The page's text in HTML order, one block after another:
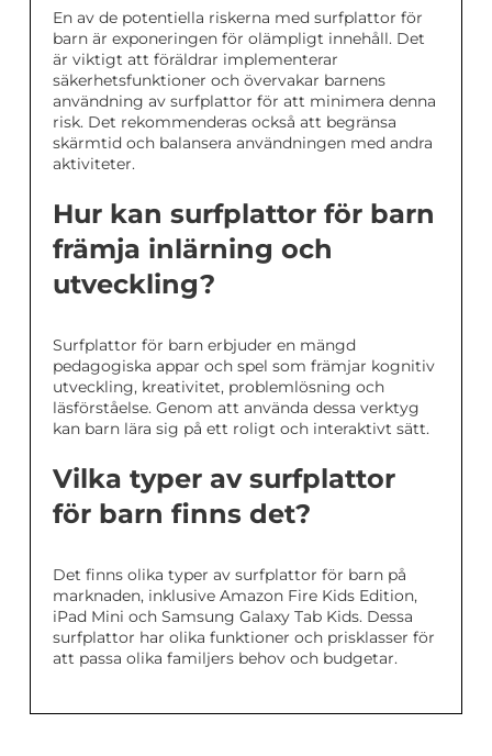
En av de potentiella riskerna med surfplattor för
barn är exponeringen för olämpligt innehåll. Det
är viktigt att föräldrar implementerar
säkerhetsfunktioner och övervakar barnens
användning av surfplattor för att minimera denna
risk. Det rekommenderas också att begränsa
skärmtid och balansera användningen med andra
aktiviteter.
Hur kan surfplattor för barn
främja inlärning och
utveckling?
Surfplattor för barn erbjuder en mängd
pedagogiska appar och spel som främjar kognitiv
utveckling, kreativitet, problemlösning och
läsförståelse. Genom att använda dessa verktyg
kan barn lära sig på ett roligt och interaktivt sätt.
Vilka typer av surfplattor
för barn finns det?
Det finns olika typer av surfplattor för barn på
marknaden, inklusive Amazon Fire Kids Edition,
iPad Mini och Samsung Galaxy Tab Kids. Dessa
surfplattor har olika funktioner och prisklasser för
att passa olika familjers behov och budgetar.